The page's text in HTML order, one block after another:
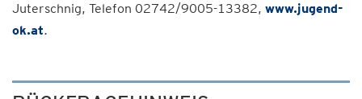
Juterschnig, Telefon 02742/9005-13382, www.jugend-
ok.at.